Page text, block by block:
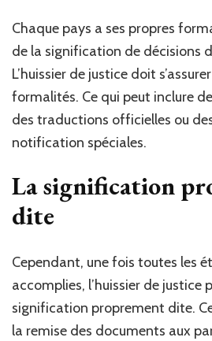
Chaque pays a ses propres
de la signification de décisions
L’huissier de justice doit
formalités. Ce qui peut inclure
des traductions officielles ou
notification spéciales.
La signification
dite
Cependant, une fois toutes les
accomplies, l’huissier de justice
signification proprement dite.
la remise des documents aux